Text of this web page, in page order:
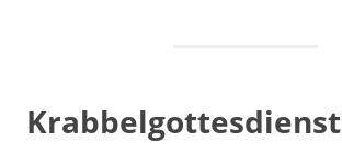
Krabbelgottesdienst